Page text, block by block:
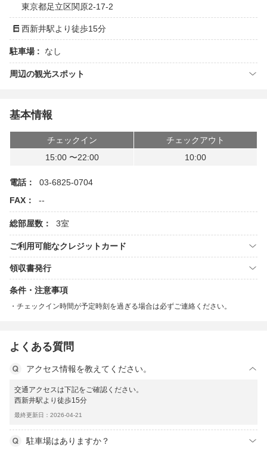
東京都足立区関原2-17-2
西新井駅より徒歩15分
駐車場 : なし
周辺の観光スポット
基本情報
チェックイン
チェックアウト
15:00 〜22:00
10:00
電話：
03-6825-0704
FAX：
--
総部屋数： 3室
ご利用可能なクレジットカード
領収書発行
条件・注意事項
チェックイン時間が予定時刻を過ぎる場合は必ずご連絡ください。
よくある質問
アクセス情報を教えてください。
交通アクセスは下記をご確認ください。
西新井駅より徒歩15分
最終更新日：2026-04-21
駐車場はありますか？